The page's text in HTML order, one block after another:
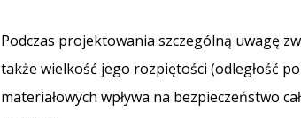
Podczas projektowania szczególną uwagę
także wielkość jego rozpiętości (odległość
materiałowych wpływa na bezpieczeństwo